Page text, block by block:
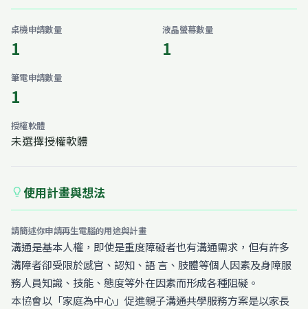
桌機申請數量
1
液晶螢幕數量
1
筆電申請數量
1
授權軟體
未選擇授權軟體
lightbulb 使用計畫與想法
請簡述你申請再生電腦的用途與計畫
溝通是基本人權，即使是重度障礙者也有溝通需求，但有許多
溝障者卻受限於感官、認知、語 言、肢體等個人因素及身障服
務人員知識、技能、態度等外在因素而形成各種阻礙。
本協會以「家庭為中心」促進親子溝通共學服務方案是以家長